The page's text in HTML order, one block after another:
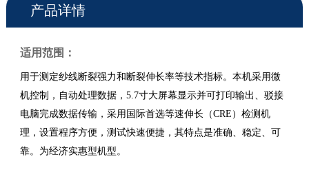
产品详情
适用范围：
用于测定纱线断裂强力和断裂伸长率等技术指标。本机采用微
机控制，自动处理数据，5.7寸大屏幕显示并可打印输出、驳接
电脑完成数据传输，采用国际首选等速伸长（CRE）检测机
理，设置程序方便，测试快速便捷，其特点是准确、稳定、可
靠。为经济实惠型机型。